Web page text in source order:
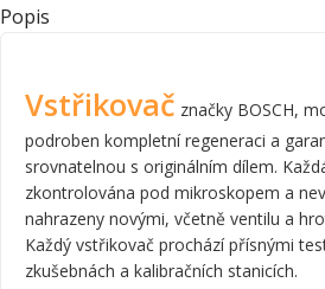
Popis
Vstřikovač značky BOSCH,
podroben kompletní regeneraci a
srovnatelnou s originálním dílem.
zkontrolována pod mikroskopem a
nahrazeny novými, včetně ventilu a
Každý vstřikovač prochází přísnými
zkušebnách a kalibračních stanicích.